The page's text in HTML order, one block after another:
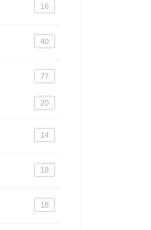
16
40
77
20
14
18
18